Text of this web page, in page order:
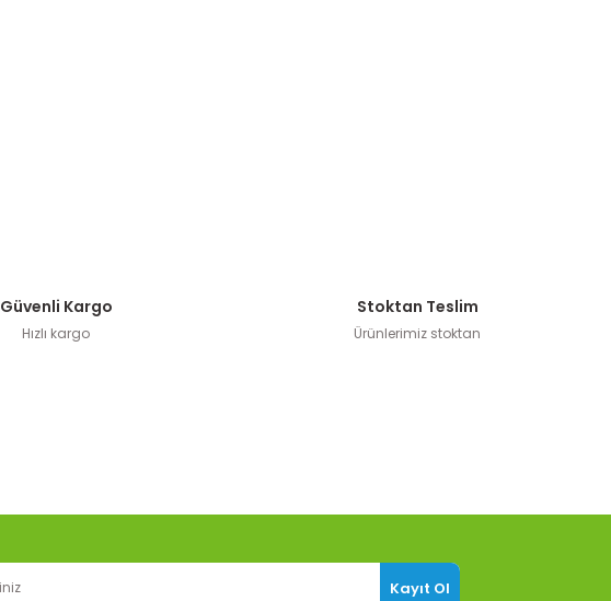
Güvenli Kargo
Hızlı kargo
Stoktan Teslim
Ürünlerimiz stoktan
Kayıt Ol